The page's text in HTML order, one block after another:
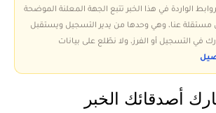
الواردة في هذا الخبر تتبع الجهة المعلنة الموضحة
مستقلة عنا، وهي وحدها من يدير التسجيل ويستقبل
في التسجيل أو الفرز، ولا نطّلع على بيانات
أصدقائك الخبر